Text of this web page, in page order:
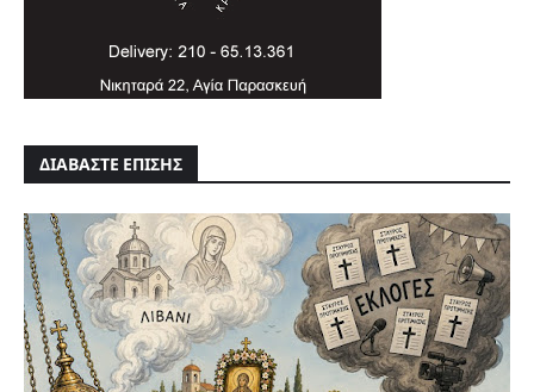
ΔΙΑΒΑΣΤΕ ΕΠΙΣΗΣ